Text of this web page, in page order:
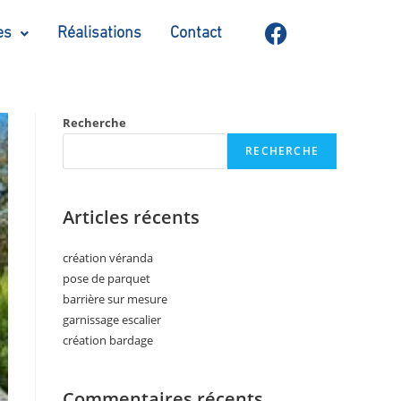
Réalisations Contact
Recherche
RECHERCHE
Articles récents
création véranda
pose de parquet
barrière sur mesure
garnissage escalier
création bardage